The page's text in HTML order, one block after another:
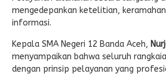
mengedepankan ketelitian,
informasi.
Kepala SMA Negeri 12 Banda Aceh,
menyampaikan bahwa seluruh
dengan prinsip pelayanan yang